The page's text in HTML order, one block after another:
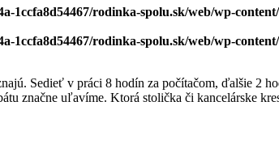
1ccfa8d54467/rodinka-spolu.sk/web/wp-
1ccfa8d54467/rodinka-spolu.sk/web/wp-
Sedieť v práci 8 hodín za počítačom, ďalšie 2
značne uľavíme. Ktorá stolička či kancelárske